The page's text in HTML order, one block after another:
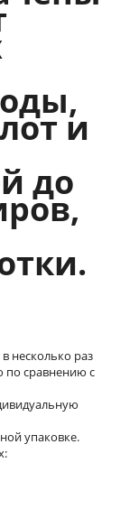
и
до
несколько раз
по сравнению с
упаковке.